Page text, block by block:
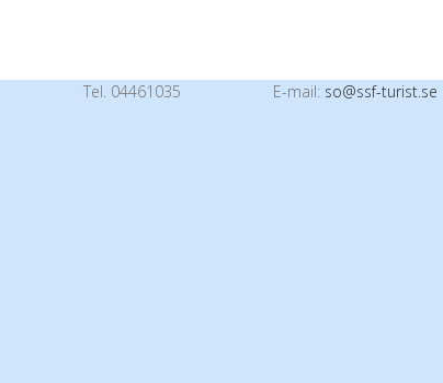
Tel. 04461035 E-mail: so@ssf-turist.se